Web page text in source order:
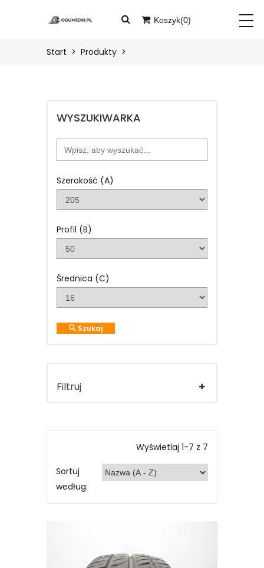
Koszyk(0)
Twój koszyk jest pusty
KONTAKT
ZALOGUJ
ZAREJESTRUJ
Start Produkty
WYSZUKIWARKA
Szerokość (A)
Profil (B)
Średnica (C)
Szukaj
Filtruj
Wyświetlaj 1-7 z 7
Sortuj
według: